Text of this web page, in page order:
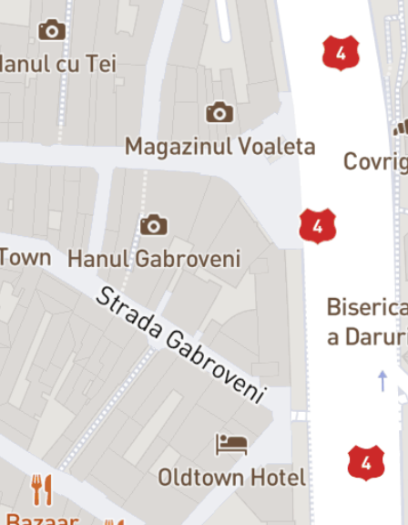
Regia:Lucian Ionescu și Ana Odagiu
Observatii:
Accesul se poate face cu maximum o oră - cu minimum 15 minute
mai devreme.
Biletele online necesită și rezervare
nominală de locuri (la mese),
0773 825 249, iar așezarea se realizează în ordinea
în care s-a rezervat. Mesele sunt de 3 sau 4 locuri, iar achiziția unuia
sau a 2 bilete presupune ocuparea unuia sau a 2 locuri, alături de
alte persoane.